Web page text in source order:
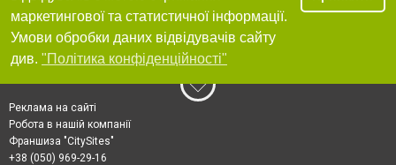
маркетингової та статистичної інформації.
Умови обробки даних відвідувачів сайту
див. "Політика конфіденційності"
Реклама на сайті
Робота в нашій компанії
Франшиза "CitySites"
+38 (050) 969-29-16